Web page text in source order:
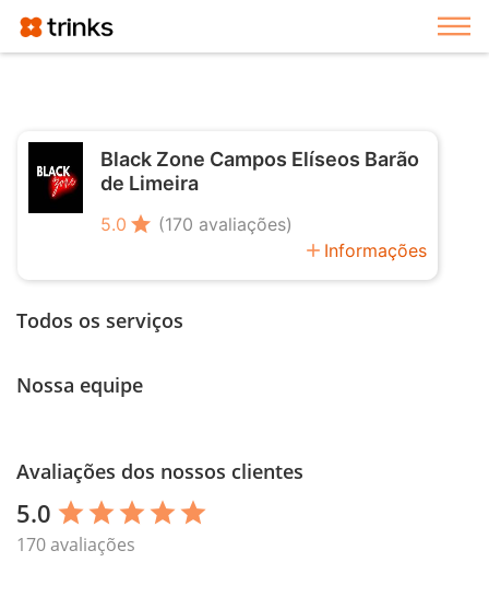
Black Zone Campos Elíseos Barão
de Limeira
5.0 star (170 avaliações)
add Informações
Todos os serviços
Nossa equipe
Avaliações dos nossos clientes
5.0 star star star star star
170 avaliações